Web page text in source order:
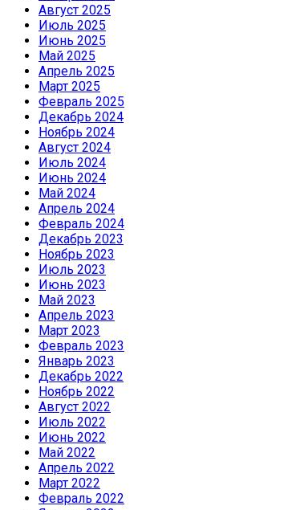
Август 2025
Июль 2025
Июнь 2025
Май 2025
Апрель 2025
Март 2025
Февраль 2025
Декабрь 2024
Ноябрь 2024
Август 2024
Июль 2024
Июнь 2024
Май 2024
Апрель 2024
Февраль 2024
Декабрь 2023
Ноябрь 2023
Июль 2023
Июнь 2023
Май 2023
Апрель 2023
Март 2023
Февраль 2023
Январь 2023
Декабрь 2022
Ноябрь 2022
Август 2022
Июль 2022
Июнь 2022
Май 2022
Апрель 2022
Март 2022
Февраль 2022